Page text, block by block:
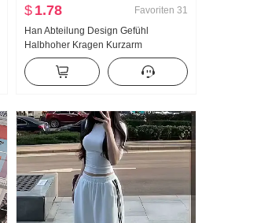
$ 1.78 Favoriten 31
Han Abteilung Design Gefühl
Halbhoher Kragen Kurzarm
Strickpullover Damen Herbst 2024
Neu Unifarben Vielseitig kombinierbar
Schlank Schlank Top